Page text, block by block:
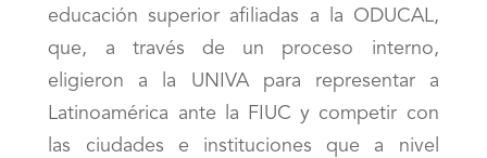
educación superior afiliadas a la ODUCAL,
que, a través de un proceso interno,
eligieron a la UNIVA para representar a
Latinoamérica ante la FIUC y competir con
las ciudades e instituciones que a nivel